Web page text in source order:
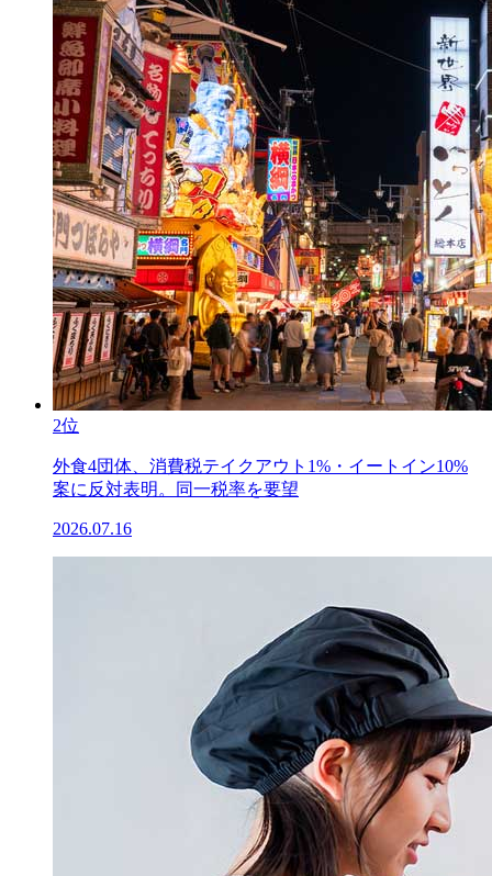
2位
外食4団体、消費税テイクアウト1%・イートイン10%
案に反対表明。同一税率を要望
2026.07.16